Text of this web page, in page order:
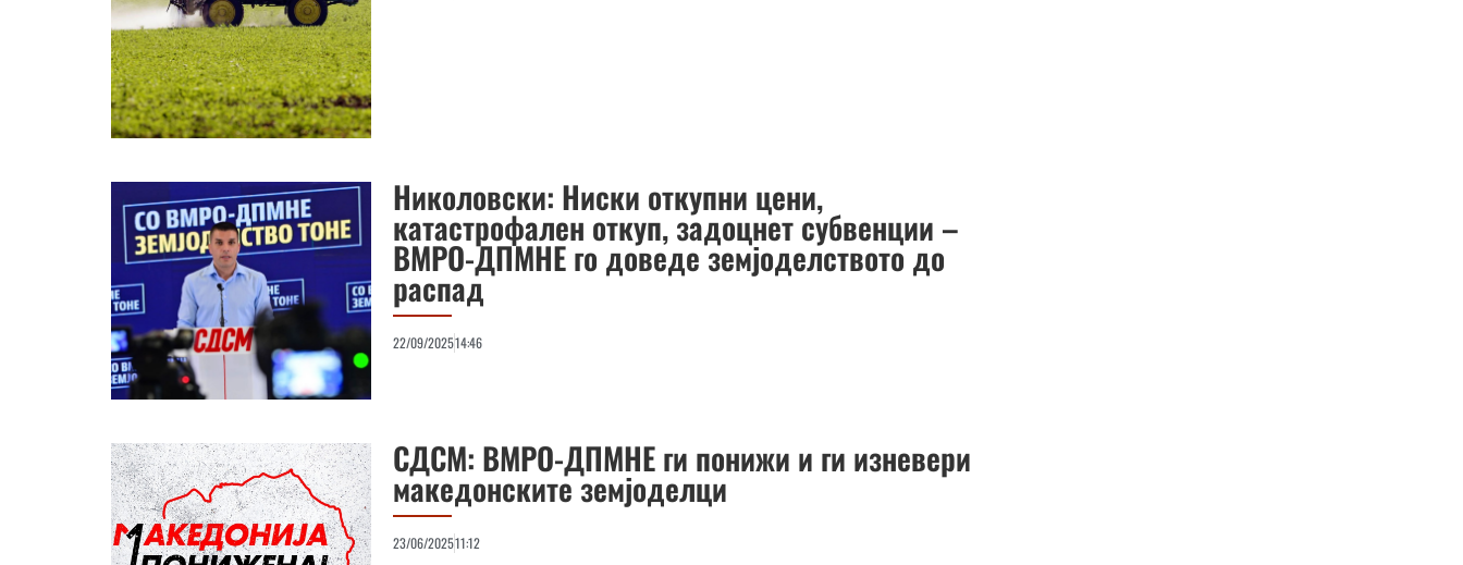
Николовски: Ниски откупни цени,
катастрофален откуп, задоцнет субвенции –
ВМРО-ДПМНЕ го доведе земјоделството до
распад
22/09/202514:46
СДСМ: ВМРО-ДПМНЕ ги понижи и ги изневери
македонските земјоделци
23/06/202511:12